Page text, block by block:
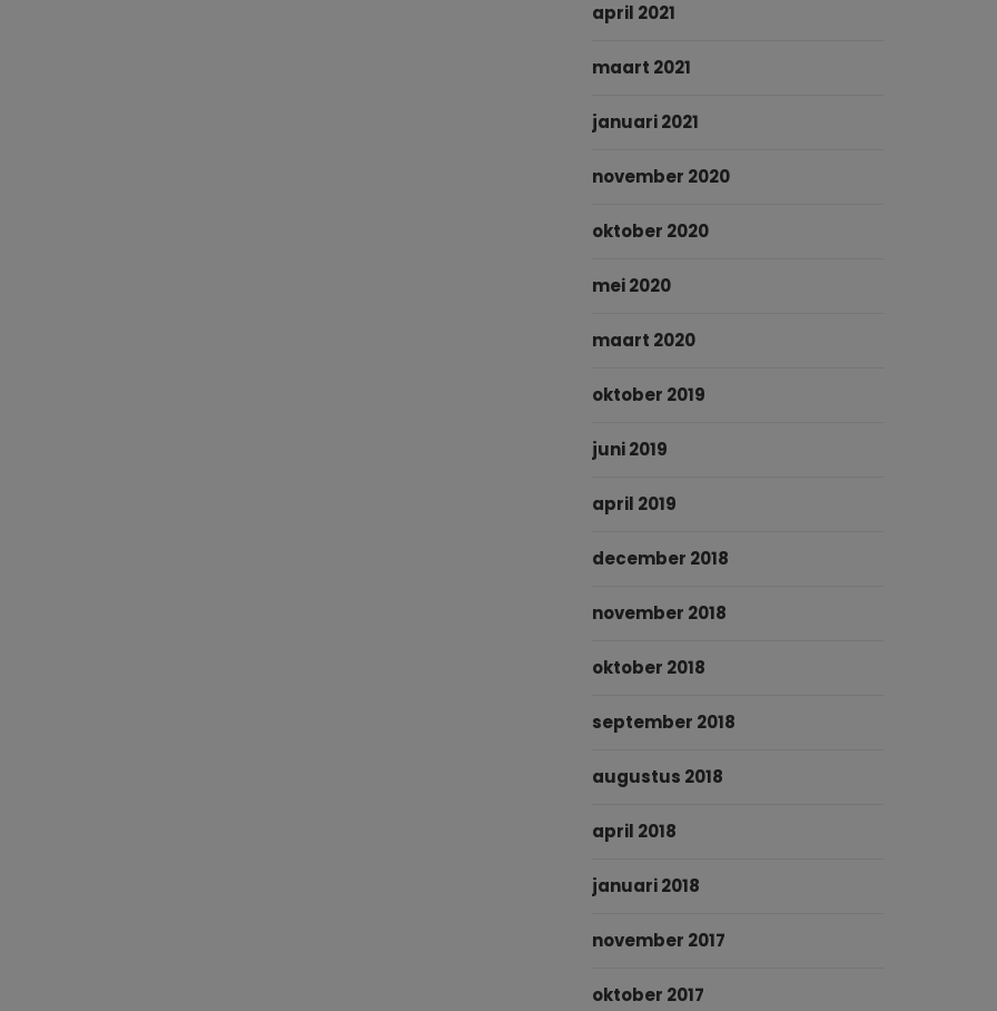
april 2021
maart 2021
januari 2021
november 2020
oktober 2020
mei 2020
maart 2020
oktober 2019
juni 2019
april 2019
december 2018
november 2018
oktober 2018
september 2018
augustus 2018
april 2018
januari 2018
november 2017
oktober 2017